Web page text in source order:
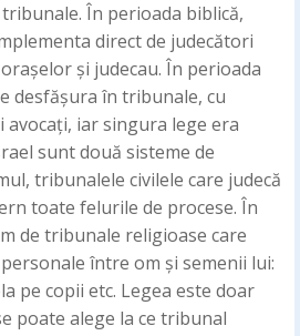
În perioada biblică,
direct de judecători
și judecau. În perioada
desfășura în tribunale, cu
iar singura lege era
sunt două sisteme de
tribunalele civilele care judecă
toate felurile de procese. În
de tribunale religioase care
între om și semenii lui:
pe copii etc. Legea este doar
poate alege la ce tribunal